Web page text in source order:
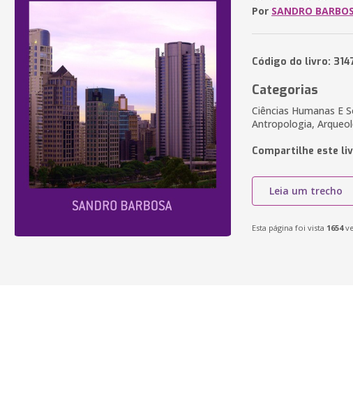
Por SANDRO
Código do livro:
Categorias
Ciências Humanas E
Antropologia,
Compartilhe este
Leia um trecho
Esta página foi vista 1654